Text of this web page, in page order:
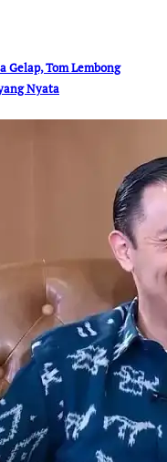
Gelap, Tom Lembong
Nyata